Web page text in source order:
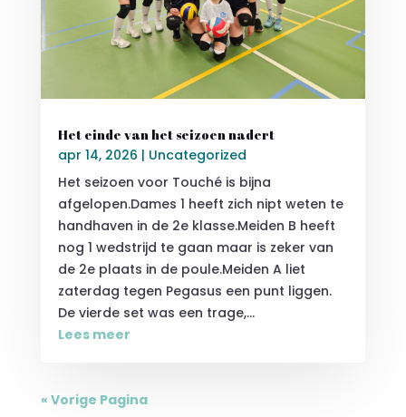
Het einde van het seizoen nadert
apr 14, 2026 | Uncategorized
Het seizoen voor Touché is bijna
afgelopen.Dames 1 heeft zich nipt weten te
handhaven in de 2e klasse.Meiden B heeft
nog 1 wedstrijd te gaan maar is zeker van
de 2e plaats in de poule.Meiden A liet
zaterdag tegen Pegasus een punt liggen.
De vierde set was een trage,...
Lees meer
« Vorige Pagina